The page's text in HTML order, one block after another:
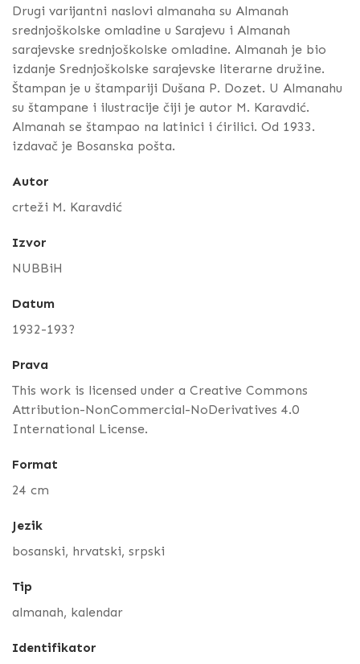
Drugi varijantni naslovi almanaha su Almanah
srednjoškolske omladine u Sarajevu i Almanah
sarajevske srednjoškolske omladine. Almanah je bio
izdanje Srednjoškolske sarajevske literarne družine.
Štampan je u štampariji Dušana P. Dozet. U Almanahu
su štampane i ilustracije čiji je autor M. Karavdić.
Almanah se štampao na latinici i ćirilici. Od 1933.
izdavač je Bosanska pošta.
Autor
crteži M. Karavdić
Izvor
NUBBiH
Datum
1932-193?
Prava
This work is licensed under a Creative Commons
Attribution-NonCommercial-NoDerivatives 4.0
International License.
Format
24 cm
Jezik
bosanski, hrvatski, srpski
Tip
almanah, kalendar
Identifikator